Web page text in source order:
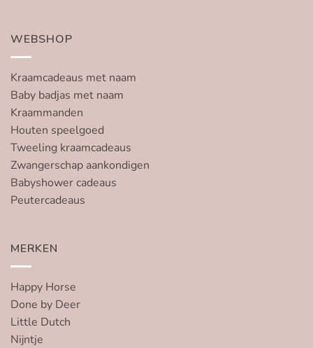
WEBSHOP
Kraamcadeaus met naam
Baby badjas met naam
Kraammanden
Houten speelgoed
Tweeling kraamcadeaus
Zwangerschap aankondigen
Babyshower cadeaus
Peutercadeaus
MERKEN
Happy Horse
Done by Deer
Little Dutch
Nijntje